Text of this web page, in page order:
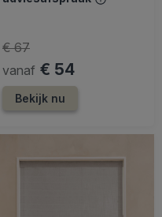
vanaf € 54
€ 67
Bekijk nu